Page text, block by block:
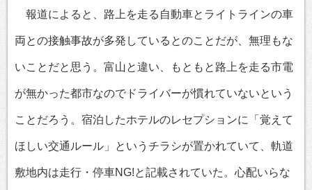
報道によると、路上を走る自動車とライトラインの車
両との接触事故が多発しているとのことだが、無理もな
いことだと思う。富山と違い、もともと路上を走る市電
が無かった都市なのでドライバーが慣れていないという
ことだろう。宿泊したホテルのレセプションに「覚えて
ほしい交通ルール」というチラシが置かれていて、軌道
敷地内は走行・停車NG!と記載されていた。心配いらな